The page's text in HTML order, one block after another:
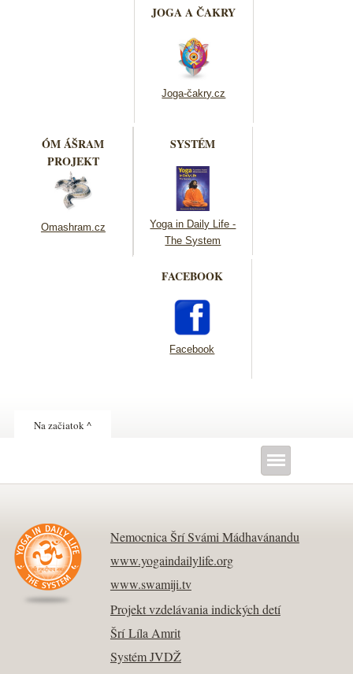
JOGA A ČAKRY
Joga-čakry.cz
ÓM ÁŠRAM
PROJEKT
Omashram.cz
SYSTÉM
Yoga in Daily Life -
The System
FACEBOOK
Facebook
Na začiatok ^
Nemocnica Šrí Svámi Mádhavánandu
www.yogaindailylife.org
www.swamiji.tv
Projekt vzdelávania indických detí
Šrí Líla Amrit
Systém JVDŽ